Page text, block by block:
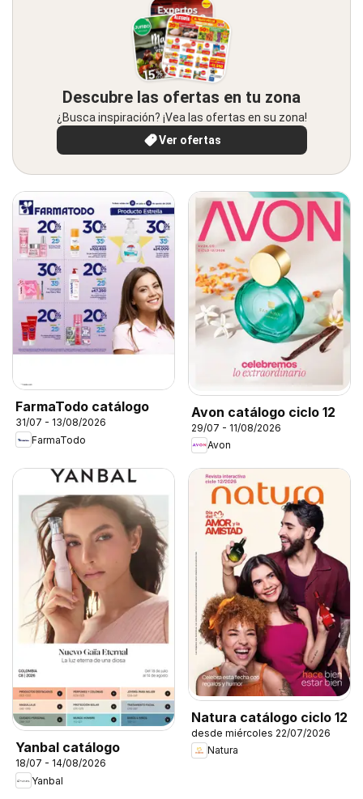
Descubre las ofertas en tu zona
¿Busca inspiración? ¡Vea las ofertas en su zona!
Ver ofertas
FarmaTodo catálogo
31/07 - 13/08/2026
FarmaTodo
Avon catálogo ciclo 12
29/07 - 11/08/2026
Avon
Yanbal catálogo
18/07 - 14/08/2026
Yanbal
Natura catálogo ciclo 12
desde miércoles 22/07/2026
Natura